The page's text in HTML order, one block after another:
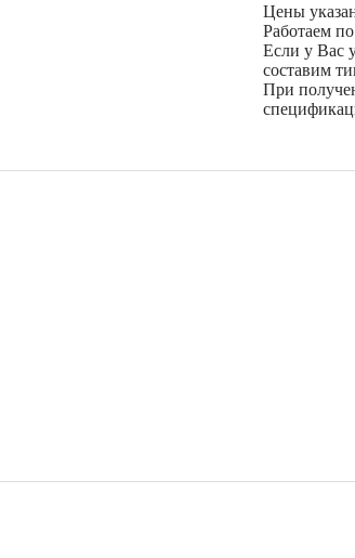
Цены
Работаем
Если у Вас
составим
При